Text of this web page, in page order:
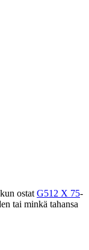
ostat G512 X 75-
tai minkä tahansa